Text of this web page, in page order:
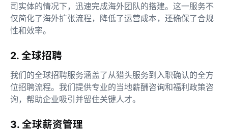
司实体的情况下，迅速完成海外团队的搭建。这一服务不
仅简化了海外扩张流程，降低了运营成本，还确保了合规
性和效率。
2. 全球招聘
我们的全球招聘服务涵盖了从猎头服务到入职确认的全方
位招聘流程。我们提供专业的当地薪酬咨询和福利政策咨
询，帮助企业吸引并留住关键人才。
3. 全球薪资管理